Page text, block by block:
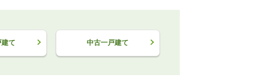
て 中古一戸建て